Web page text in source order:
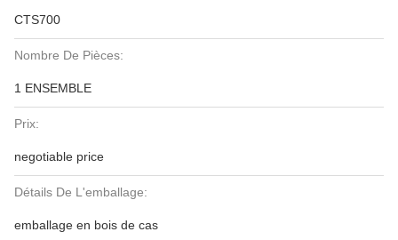
CTS700
Nombre De Pièces:
1 ENSEMBLE
Prix:
negotiable price
Détails De L'emballage:
emballage en bois de cas